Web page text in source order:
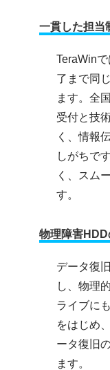
一貫した担当
TeraWin
了まで同
ます。全
受付と技
く、情報
しがちで
く、スム
す。
物理障害
データ復
し、物理
ライブに
をはじめ
ータ復旧
ます。